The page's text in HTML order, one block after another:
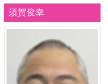
須賀俊幸